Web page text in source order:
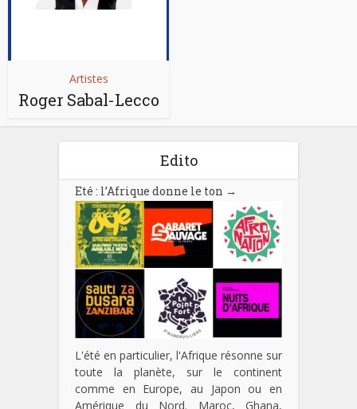
Artistes
Roger Sabal-Lecco
Edito
Eté : l’Afrique donne le ton →
L'été en particulier, l'Afrique résonne sur
toute la planète, sur le continent
comme en Europe, au Japon ou en
Amérique du Nord. Maroc, Ghana,